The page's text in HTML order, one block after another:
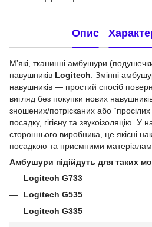
Опис
Мʼякі, тканинні амбушури
навушників Logitech . Змінні
навушників — простий спосіб
вигляд без покупки нових
зношених/потрісканих або
посадку, гігієну та звукоізоляцію. У
стороннього виробника, це якісні
посадкою та приємними
Амбушури підійдуть для таких
Logitech G733
Logitech G535
Logitech G335